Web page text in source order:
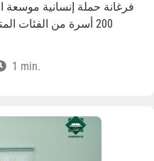
فرغانة حملة إنسانية موسعة
200 أسرة من الفئات
1 min.